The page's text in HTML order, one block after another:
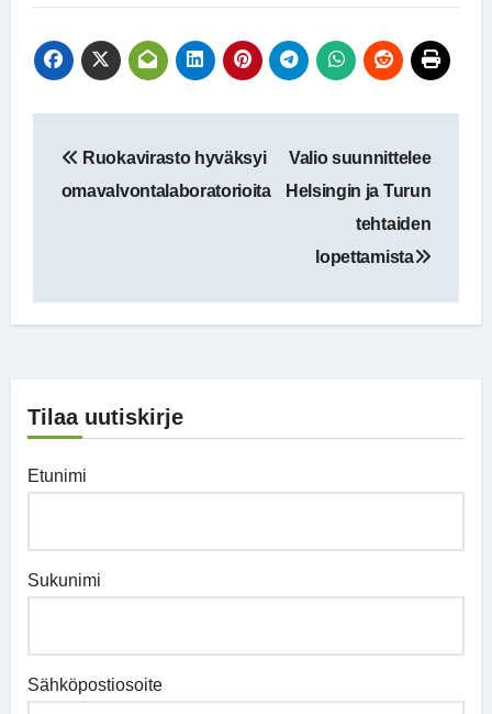
selaus
Ruokavirasto hyväksyi
omavalvontalaboratorioita
Valio suunnittelee
Helsingin ja Turun
tehtaiden
lopettamista
Tilaa uutiskirje
Etunimi
Sukunimi
Sähköpostiosoite